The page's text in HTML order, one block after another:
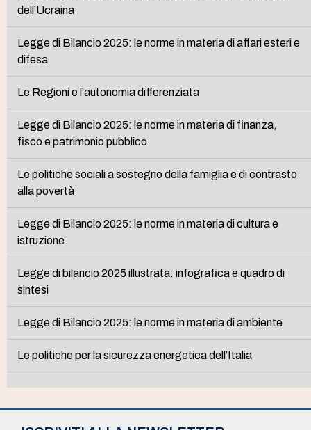
dell’Ucraina
Legge di Bilancio 2025: le norme in materia di affari esteri e
difesa
Le Regioni e l’autonomia differenziata
Legge di Bilancio 2025: le norme in materia di finanza,
fisco e patrimonio pubblico
Le politiche sociali a sostegno della famiglia e di contrasto
alla povertà
Legge di Bilancio 2025: le norme in materia di cultura e
istruzione
Legge di bilancio 2025 illustrata: infografica e quadro di
sintesi
Legge di Bilancio 2025: le norme in materia di ambiente
Le politiche per la sicurezza energetica dell’Italia